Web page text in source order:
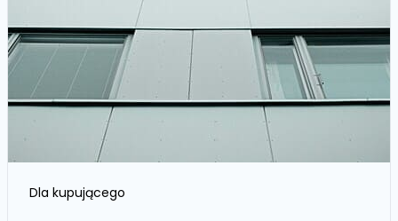
Dla kupującego